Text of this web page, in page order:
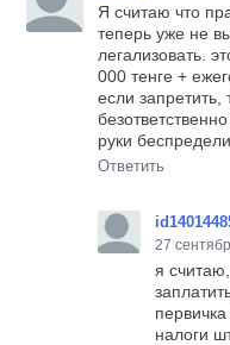
Я считаю что
теперь уже не
легализовать.
000 тенге +
если
руки
Ответить
27
я
налоги